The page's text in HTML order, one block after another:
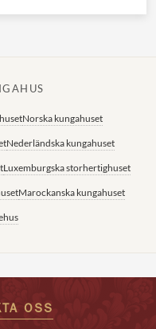
Norska kungahuset
Nederländska kungahuset
Luxemburgska storhertighuset
Marockanska kungahuset
OSS